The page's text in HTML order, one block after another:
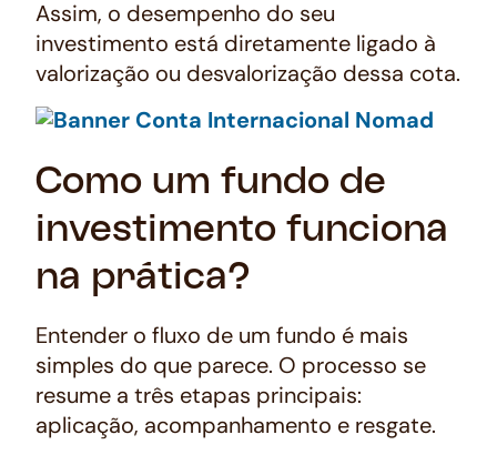
Assim, o desempenho do seu
investimento está diretamente ligado à
valorização ou desvalorização dessa cota.
Como um fundo de
investimento funciona
na prática?
Entender o fluxo de um fundo é mais
simples do que parece. O processo se
resume a três etapas principais:
aplicação, acompanhamento e resgate.